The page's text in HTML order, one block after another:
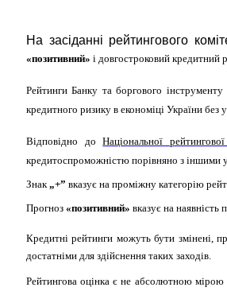
На засіданні рейтингового
«позитивний» і довгостроковий кредитний
Рейтинги Банку та боргового інструменту
кредитного ризику в економіці України
Відповідно доНаціональної
кредитоспроможністю порівняно з іншими
Знак „+” вказує на проміжну категорію
Прогноз «позитивний» вказує на
Кредитні рейтинги можуть бути змінені,
достатніми для здійснення таких заходів.
Рейтингова оцінка є не абсолютною мірою